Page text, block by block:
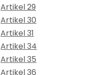
Artikel 29
Artikel 30
Artikel 31
Artikel 34
Artikel 35
Artikel 36